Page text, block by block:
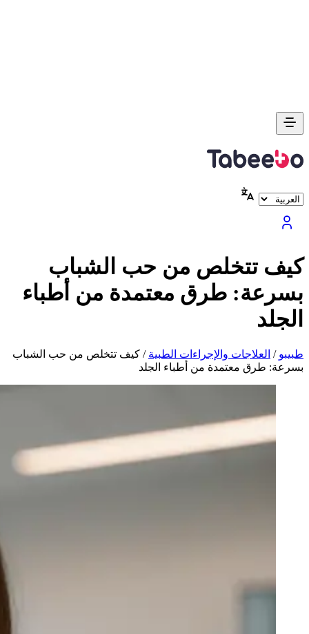
كيف تتخلص من حب الشباب
بسرعة: طرق معتمدة من أطباء
الجلد
طبیبو / العلاجات والإجراءات الطبية / كيف تتخلص من حب الشباب
بسرعة: طرق معتمدة من أطباء الجلد